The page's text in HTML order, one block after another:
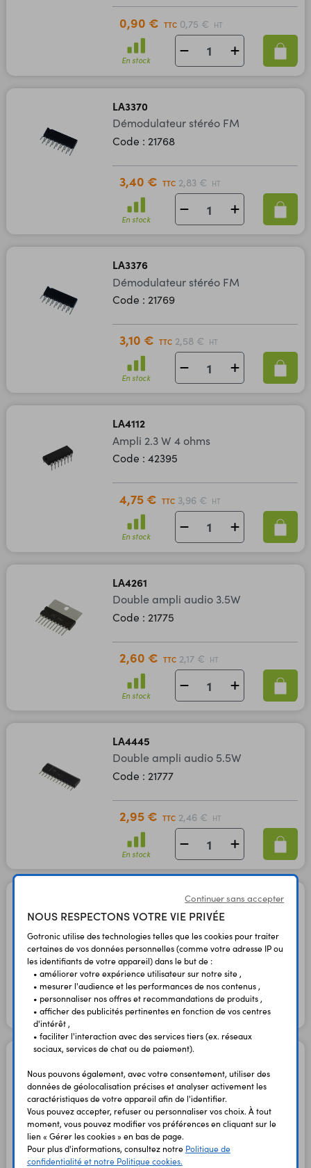
0,90 € TTC 0,75 € HT
En stock
LA3370
Démodulateur stéréo FM
Code : 21768
3,40 € TTC 2,83 € HT
En stock
LA3376
Démodulateur stéréo FM
Code : 21769
3,10 € TTC 2,58 € HT
En stock
LA4112
Ampli 2.3 W 4 ohms
Code : 42395
4,75 € TTC 3,96 € HT
En stock
LA4261
Double ampli audio 3.5W
Code : 21775
2,60 € TTC 2,17 € HT
En stock
LA4445
Double ampli audio 5.5W
Code : 21777
2,95 € TTC 2,46 € HT
En stock
Ampli audio 12W
Code : 21778
3,20 € TTC 2,67 € HT
En stock
Ampli 2 x 8,5W
Code : 21914
4,40 € TTC 3,67 €
Continuer sans accepter
NOUS RESPECTONS VOTRE VIE PRIVÉE
Gotronic utilise des technologies telles que les cookies pour traiter
certaines de vos données personnelles (comme votre adresse IP ou
les identifiants de votre appareil) dans le but de :
• améliorer votre expérience utilisateur sur notre site ,
• mesurer l'audience et les performances de nos contenus ,
• personnaliser nos offres et recommandations de produits ,
• afficher des publicités pertinentes en fonction de vos centres
d'intérêt ,
• faciliter l'interaction avec des services tiers (ex. réseaux
sociaux, services de chat ou de paiement).
Nous pouvons également, avec votre consentement, utiliser des
données de géolocalisation précises et analyser activement les
caractéristiques de votre appareil afin de l'identifier.
Vous pouvez accepter, refuser ou personnaliser vos choix. À tout
moment, vous pouvez modifier vos préférences en cliquant sur le
lien « Gérer les cookies » en bas de page.
Pour plus d'informations, consultez notre Politique de
confidentialité et notre Politique cookies.